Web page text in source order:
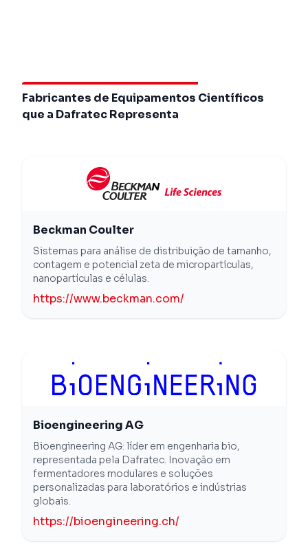
Fabricantes de Equipamentos Científicos
que a Dafratec Representa
Beckman Coulter
Sistemas para análise de distribuição de tamanho,
contagem e potencial zeta de micropartículas,
nanopartículas e células.
https://www.beckman.com/
Bioengineering AG
Bioengineering AG: líder em engenharia bio,
representada pela Dafratec. Inovação em
fermentadores modulares e soluções
personalizadas para laboratórios e indústrias
globais.
https://bioengineering.ch/